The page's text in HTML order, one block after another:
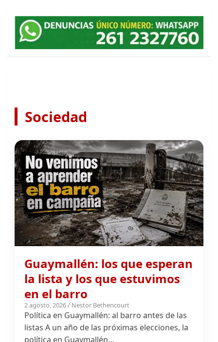
Guaymallén: los que esperan
la lista y los que estuvimos
en el barro
2 agosto, 2026 / Nestor Bethencourt
Política en Guaymallén: al barro antes de las
listas A un año de las próximas elecciones, la
política en Guaymallén…
SOCIEDAD